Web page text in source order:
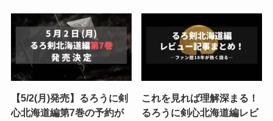
【5/2(月)発売】るろうに剣
心北海道編第7巻の予約が
これを見れば理解深まる！
るろうに剣心北海道編レビ